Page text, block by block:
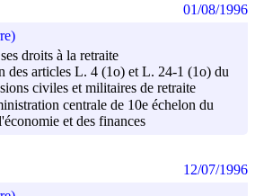
droits à la retraite
des articles L. 4 (1o) et L. 24-1 (1o) du
civiles et militaires de retraite
centrale de 10e échelon du
et des finances
01/08/1996
12/07/1996